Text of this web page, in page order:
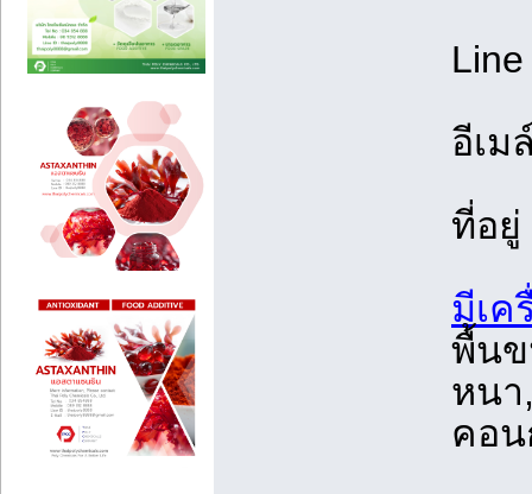
อีเม
ที่อ
มีเค
พื้น
หน
คอ